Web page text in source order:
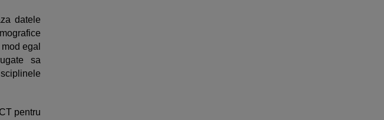
datele
egal
sa
pentru